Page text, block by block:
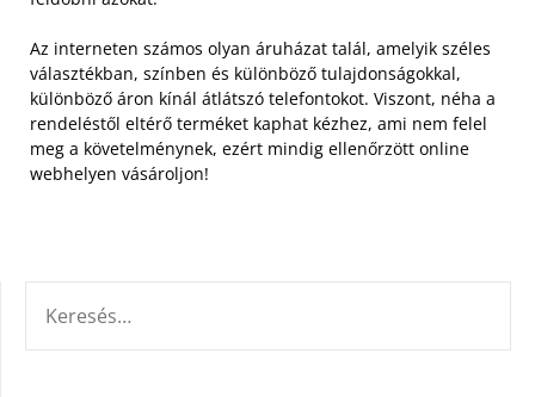
Az interneten számos olyan áruházat talál, amelyik széles
választékban, színben és különböző tulajdonságokkal,
különböző áron kínál átlátszó telefontokot. Viszont, néha a
rendeléstől eltérő terméket kaphat kézhez, ami nem felel
meg a követelménynek, ezért mindig ellenőrzött online
webhelyen vásároljon!